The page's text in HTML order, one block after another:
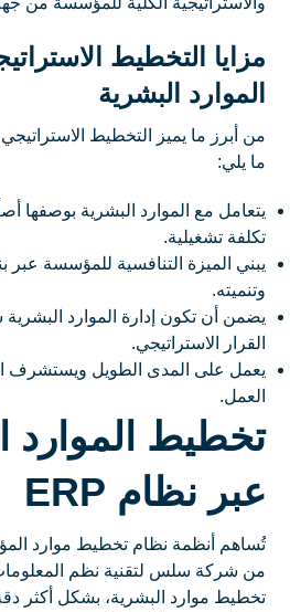
مزايا التخطيط
الموارد البشرية
من أبرز ما يميز التخطيط الاستراتيجي
ما يلي:
يتعامل مع الموارد البشرية بوصفها
تكلفة تشغيلية.
يبني الميزة التنافسية للمؤسسة عبر
وتنميته.
يضمن أن تكون إدارة الموارد
القرار الاستراتيجي.
يعمل على المدى الطويل ويستشرف
العمل.
تخطيط الموارد
عبر نظام ERP
تُساهم أنظمة نظام تخطيط موارد
من شركة سلس لتقنية نظم
تخطيط موارد البشرية، بشكل أكثر